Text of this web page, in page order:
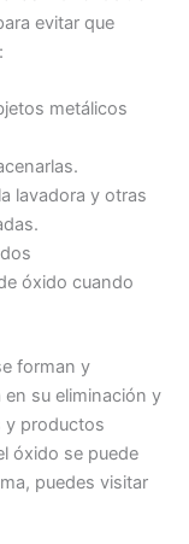
evitar que
metálicos
lavadora y otras
óxido cuando
forman y
su eliminación y
y productos
óxido se puede
puedes visitar